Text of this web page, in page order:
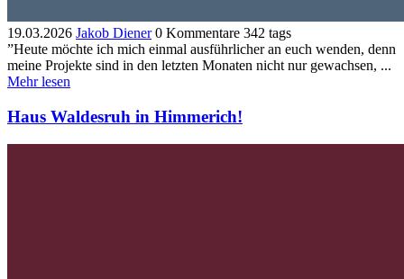
19.03.2026 Jakob Diener 0 Kommentare 342 tags
”Heute möchte ich mich einmal ausführlicher an euch wenden, denn
meine Projekte sind in den letzten Monaten nicht nur gewachsen, ...
Mehr lesen
​Haus Waldesruh in Himmerich!